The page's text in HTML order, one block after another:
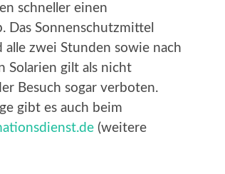
schneller einen
Das Sonnenschutzmittel
zwei Stunden sowie nach
Solarien gilt als nicht
Besuch sogar verboten.
gibt es auch beim
(weitere